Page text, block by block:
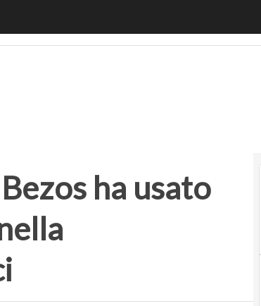
usato una startup per entrare nella
ha usato